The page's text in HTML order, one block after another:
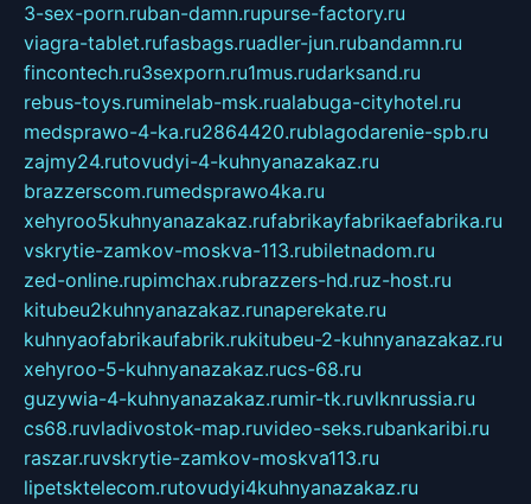
3-sex-porn.ruban-damn.rupurse-factory.ru
viagra-tablet.rufasbags.ruadler-jun.rubandamn.ru
fincontech.ru3sexporn.ru1mus.rudarksand.ru
rebus-toys.ruminelab-msk.rualabuga-cityhotel.ru
medsprawo-4-ka.ru2864420.rublagodarenie-spb.ru
zajmy24.rutovudyi-4-kuhnyanazakaz.ru
brazzerscom.rumedsprawo4ka.ru
xehyroo5kuhnyanazakaz.rufabrikayfabrikaefabrika.ru
vskrytie-zamkov-moskva-113.rubiletnadom.ru
zed-online.rupimchax.rubrazzers-hd.ruz-host.ru
kitubeu2kuhnyanazakaz.runaperekate.ru
kuhnyaofabrikaufabrik.rukitubeu-2-kuhnyanazakaz.ru
xehyroo-5-kuhnyanazakaz.rucs-68.ru
guzywia-4-kuhnyanazakaz.rumir-tk.ruvlknrussia.ru
cs68.ruvladivostok-map.ruvideo-seks.rubankaribi.ru
raszar.ruvskrytie-zamkov-moskva113.ru
lipetsktelecom.rutovudyi4kuhnyanazakaz.ru